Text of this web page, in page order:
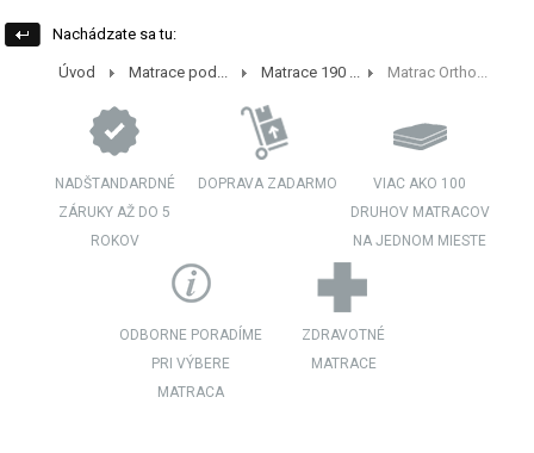
Nachádzate sa tu:
Úvod Matrace pod... Matrace 190 ... Matrac Ortho...
NADŠTANDARDNÉ
ZÁRUKY AŽ DO 5
ROKOV
DOPRAVA ZADARMO
VIAC AKO 100
DRUHOV MATRACOV
NA JEDNOM MIESTE
ODBORNE PORADÍME
PRI VÝBERE
MATRACA
ZDRAVOTNÉ
MATRACE